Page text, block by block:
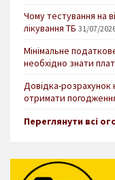
Чому тестування на
лікування ТБ 31/07/
Мінімальне
необхідно знати
Довідка-розрахунок
отримати
Переглянути всі